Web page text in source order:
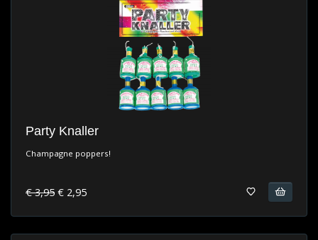
Party Knaller
Champagne poppers!
€ 3,95 € 2,95